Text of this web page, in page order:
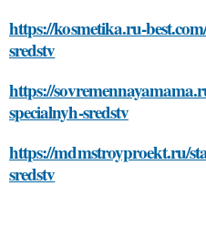
https://kosmetika.ru-
sredstv
https://
specialnyh-sredstv
https://mdmstroyproekt.ru/
sredstv